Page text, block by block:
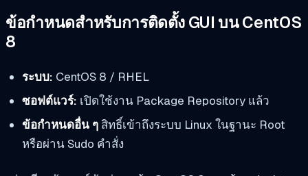
ข้อกำหนดสำหรับการติดตั้ง GUI บน CentOS
8
ระบบ: CentOS 8 / RHEL
ซอฟต์แวร์: เปิดใช้งาน Package Repository แล้ว
ข้อกำหนดอื่น ๆสิทธิ์เข้าถึงระบบ Linux ในฐานะ Root
หรือผ่านSudo คำสั่ง